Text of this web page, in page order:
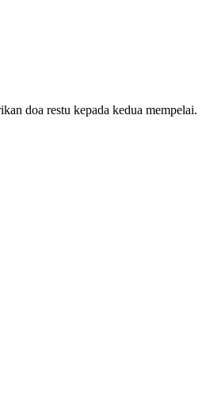
doa restu kepada kedua mempelai.